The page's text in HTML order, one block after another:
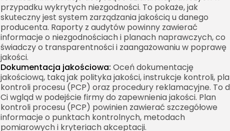
przypadku wykrytych niezgodności. To pokaże, jak
skuteczny jest system zarządzania jakością u danego
producenta. Raporty z audytów powinny zawierać
informacje o niezgodnościach i planach naprawczych, co
świadczy o transparentności i zaangażowaniu w poprawę
jakości.
Dokumentacja jakościowa: Oceń dokumentację
jakościową, taką jak polityka jakości, instrukcje kontroli,
kontroli procesu (PCP) oraz procedury reklamacyjne. To
Ci wgląd w podejście firmy do zapewnienia jakości. Plan
kontroli procesu (PCP) powinien zawierać szczegółowe
informacje o punktach kontrolnych, metodach
pomiarowych i kryteriach akceptacji.